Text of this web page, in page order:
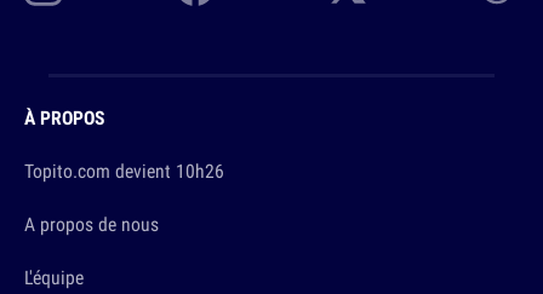
À PROPOS
Topito.com devient 10h26
A propos de nous
L'équipe